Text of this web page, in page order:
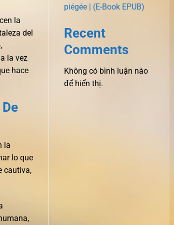
la
del
la vez
hace
la
lo que
cautiva,
piégée | (E-Book EPUB)
Recent
Comments
Không có bình luận nào
để hiển thị.